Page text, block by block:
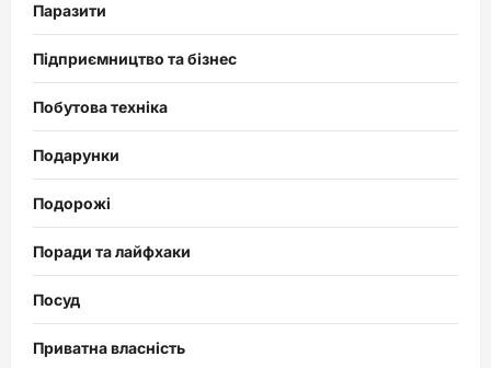
Паразити
Підприємництво та бізнес
Побутова техніка
Подарунки
Подорожі
Поради та лайфхаки
Посуд
Приватна власність